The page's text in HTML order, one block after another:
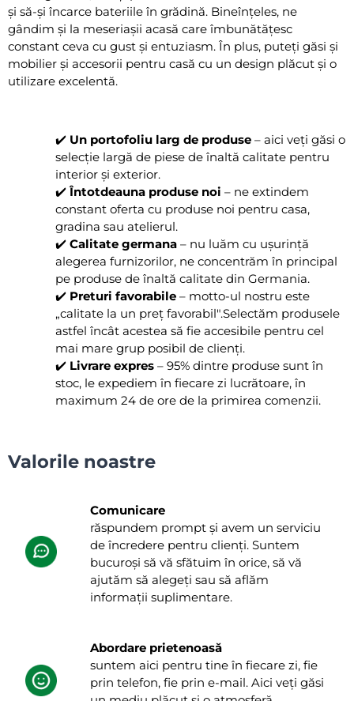
și să-și încarce bateriile în grădină. Bineînțeles, ne
gândim și la meseriașii acasă care îmbunătățesc
constant ceva cu gust și entuziasm. În plus, puteți găsi și
mobilier și accesorii pentru casă cu un design plăcut și o
utilizare excelentă.
✔️ Un portofoliu larg de produse – aici veți găsi o
selecție largă de piese de înaltă calitate pentru
interior și exterior.
✔️Întotdeauna produse noi – ne extindem
constant oferta cu produse noi pentru casa,
gradina sau atelierul.
✔️ Calitate germana – nu luăm cu ușurință
alegerea furnizorilor, ne concentrăm în principal
pe produse de înaltă calitate din Germania.
✔️ Preturi favorabile – motto-ul nostru este
„calitate la un preț favorabil".Selectăm produsele
astfel încât acestea să fie accesibile pentru cel
mai mare grup posibil de clienți.
✔️ Livrare expres – 95% dintre produse sunt în
stoc, le expediem în fiecare zi lucrătoare, în
maximum 24 de ore de la primirea comenzii.
Valorile noastre
Comunicare
răspundem prompt și avem un serviciu
de încredere pentru clienți. Suntem
bucuroși să vă sfătuim în orice, să vă
ajutăm să alegeți sau să aflăm
informații suplimentare.
Abordare prietenoasă
suntem aici pentru tine în fiecare zi, fie
prin telefon, fie prin e-mail. Aici veți găsi